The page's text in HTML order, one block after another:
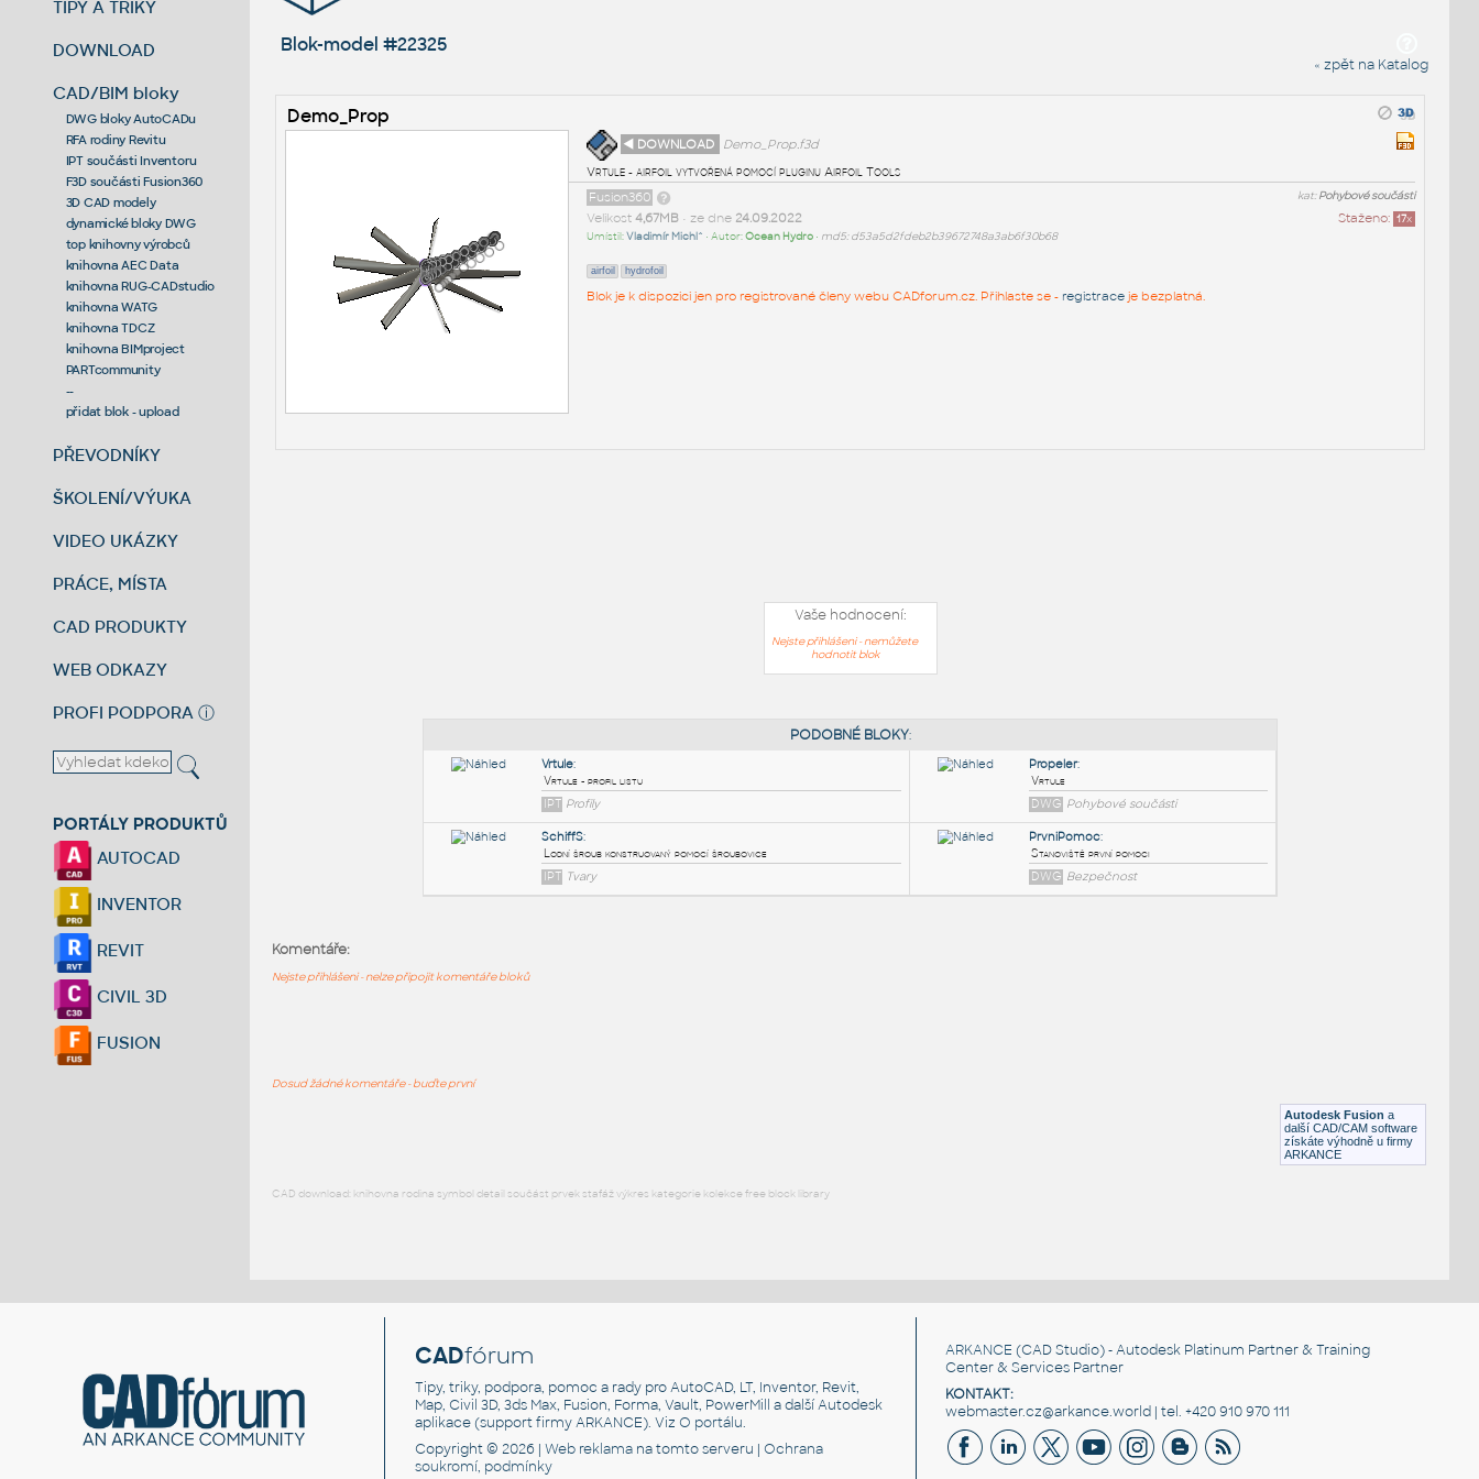
TIPY A TRIKY
DOWNLOAD
CAD/BIM bloky
DWG bloky AutoCADu
RFA rodiny Revitu
IPT součásti Inventoru
F3D součásti Fusion360
3D CAD modely
dynamické bloky DWG
top knihovny výrobců
knihovna AEC Data
knihovna RUG-CADstudio
knihovna WATG
knihovna TDCZ
knihovna BIMproject
PARTcommunity
--
přidat blok - upload
PŘEVODNÍKY
ŠKOLENÍ/VÝUKA
VIDEO UKÁZKY
PRÁCE, MÍSTA
CAD PRODUKTY
WEB ODKAZY
PROFI PODPORA ⓘ
PORTÁLY PRODUKTŮ
AUTOCAD
INVENTOR
REVIT
CIVIL 3D
FUSION
Blok-model #22325
« zpět na Katalog
Demo_Prop
◄ DOWNLOAD
Demo_Prop.f3d
Vrtule - airfoil vytvořená pomocí pluginu Airfoil Tools
kat:Pohybové součásti
Fusion360
Staženo: 17x
Velikost 4,67MB• ze dne 24.09.2022
Umístil:Vladimír Michl^ • Autor:Ocean Hydro• md5: d53a5d2fdeb2b39672748a3ab6f30b68
airfoil hydrofoil
Blok je k dispozici jen pro registrované členy webu CADforum.cz. Přihlaste se - registraceje bezplatná.
Vaše hodnocení:
Nejste přihlášeni - nemůžete
hodnotit blok
Bezpečnost
Autodesk Fusion a
další CAD/CAM software
získáte výhodně u firmy
ARKANCE
Komentáře:
Nejste přihlášeni - nelze připojit komentáře bloků
Dosud žádné komentáře - buďte první
CAD download: knihovna rodina symbol detail součást prvek stafáž výkres kategorie kolekce free block library
CADfórum
Tipy, triky, podpora, pomoc a rady pro AutoCAD, LT, Inventor, Revit,
Map, Civil 3D, 3ds Max, Fusion, Forma, Vault, PowerMill a další Autodesk
aplikace (support firmy ARKANCE). VizO portálu.
Copyright © 2026 |Web reklama na tomto serveru |Ochrana
soukromí, podmínky
ARKANCE (CAD Studio) - Autodesk Platinum Partner & Training
Center & Services Partner
KONTAKT:
webmaster.cz@arkance.world | tel. +420 910 970 111